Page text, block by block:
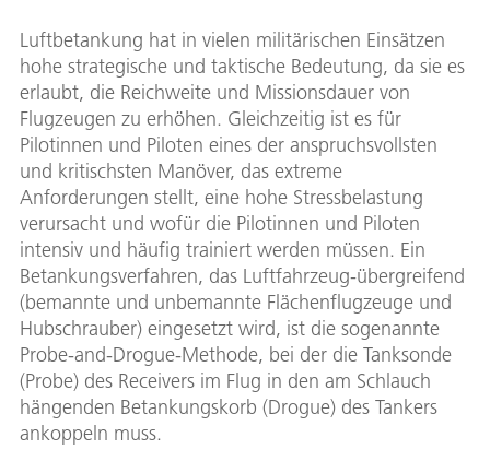
Luftbetankung hat in vielen militärischen Einsätzen
hohe strategische und taktische Bedeutung, da sie es
erlaubt, die Reichweite und Missionsdauer von
Flugzeugen zu erhöhen. Gleichzeitig ist es für
Pilotinnen und Piloten eines der anspruchsvollsten
und kritischsten Manöver, das extreme
Anforderungen stellt, eine hohe Stressbelastung
verursacht und wofür die Pilotinnen und Piloten
intensiv und häufig trainiert werden müssen. Ein
Betankungsverfahren, das Luftfahrzeug-übergreifend
(bemannte und unbemannte Flächenflugzeuge und
Hubschrauber) eingesetzt wird, ist die sogenannte
Probe-and-Drogue-Methode, bei der die Tanksonde
(Probe) des Receivers im Flug in den am Schlauch
hängenden Betankungskorb (Drogue) des Tankers
ankoppeln muss.